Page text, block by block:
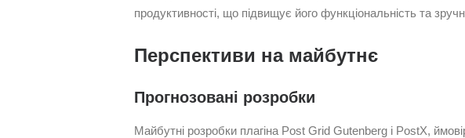
продуктивності, що підвищує його функціональність та
Перспективи на майбутнє
Прогнозовані розробки
Майбутні розробки плагіна Post Grid Gutenberg і PostX,